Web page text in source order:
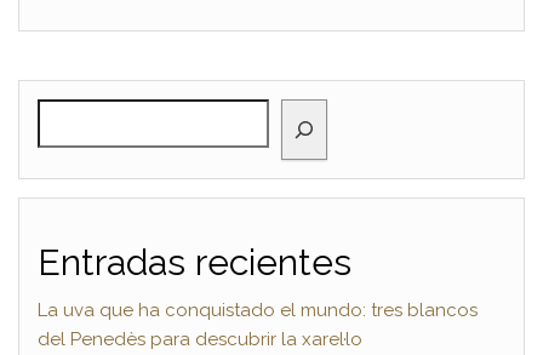
Entradas recientes
La uva que ha conquistado el mundo: tres blancos
del Penedès para descubrir la xarel·lo